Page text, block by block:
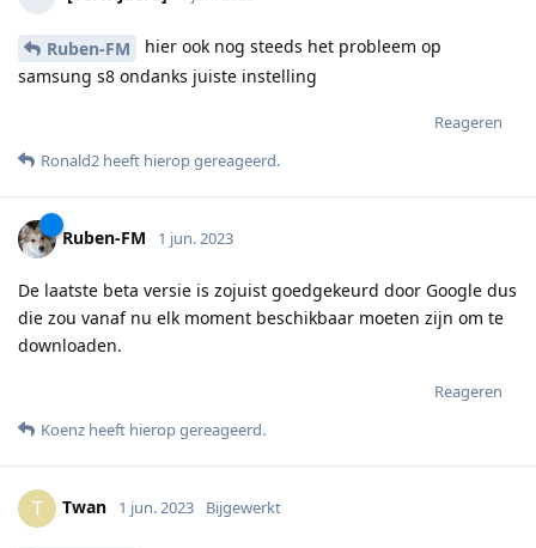
Ruben-FM
hier ook nog steeds het probleem op
samsung s8 ondanks juiste instelling
Reageren
Ronald2 heeft hierop gereageerd.
Ruben-FM 1 jun. 2023
De laatste beta versie is zojuist goedgekeurd door Google dus
die zou vanaf nu elk moment beschikbaar moeten zijn om te
downloaden.
Reageren
Koenz heeft hierop gereageerd.
T Twan 1 jun. 2023 Bijgewerkt